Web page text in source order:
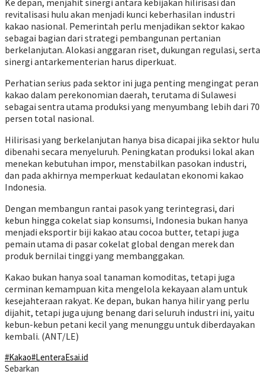
Ke depan, menjahit sinergi antara kebijakan hilirisasi dan
revitalisasi hulu akan menjadi kunci keberhasilan industri
kakao nasional. Pemerintah perlu menjadikan sektor kakao
sebagai bagian dari strategi pembangunan pertanian
berkelanjutan. Alokasi anggaran riset, dukungan regulasi, serta
sinergi antarkementerian harus diperkuat.
Perhatian serius pada sektor ini juga penting mengingat peran
kakao dalam perekonomian daerah, terutama di Sulawesi
sebagai sentra utama produksi yang menyumbang lebih dari 70
persen total nasional.
Hilirisasi yang berkelanjutan hanya bisa dicapai jika sektor hulu
dibenahi secara menyeluruh. Peningkatan produksi lokal akan
menekan kebutuhan impor, menstabilkan pasokan industri,
dan pada akhirnya memperkuat kedaulatan ekonomi kakao
Indonesia.
Dengan membangun rantai pasok yang terintegrasi, dari
kebun hingga cokelat siap konsumsi, Indonesia bukan hanya
menjadi eksportir biji kakao atau cocoa butter, tetapi juga
pemain utama di pasar cokelat global dengan merek dan
produk bernilai tinggi yang membanggakan.
Kakao bukan hanya soal tanaman komoditas, tetapi juga
cerminan kemampuan kita mengelola kekayaan alam untuk
kesejahteraan rakyat. Ke depan, bukan hanya hilir yang perlu
dijahit, tetapi juga ujung benang dari seluruh industri ini, yaitu
kebun-kebun petani kecil yang menunggu untuk diberdayakan
kembali. (ANT/LE)
#Kakao#LenteraEsai.id
Sebarkan